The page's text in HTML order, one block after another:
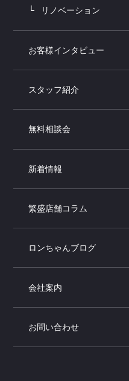
リノベーション
お客様インタビュー
スタッフ紹介
無料相談会
新着情報
繁盛店舗コラム
ロンちゃんブログ
会社案内
お問い合わせ